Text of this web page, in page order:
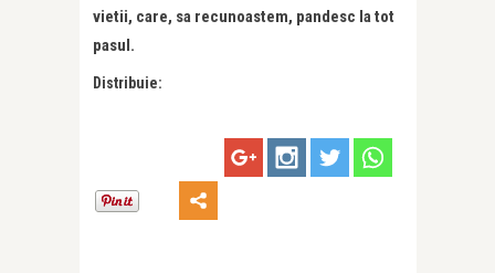
vietii, care, sa recunoastem, pandesc la tot
pasul.
Distribuie: